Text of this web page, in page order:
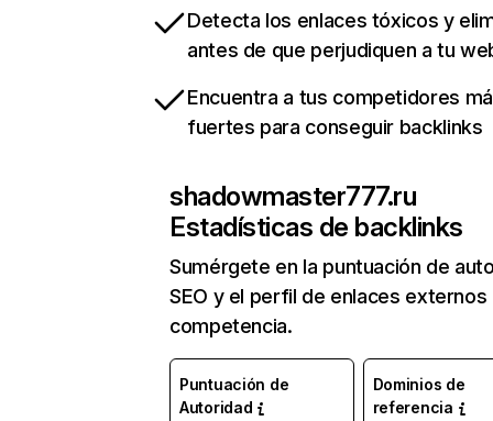
Detecta los enlaces tóxicos y
antes de que perjudiquen a tu
Encuentra a tus competidores
fuertes para conseguir backlinks
shadowmaster777.ru
Estadísticas de backlinks
Sumérgete en la puntuación de
SEO y el perfil de enlaces externos
competencia.
Puntuación de
Autoridad
Dominios de
referencia